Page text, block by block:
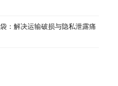
：解决运输破损与隐私泄露痛